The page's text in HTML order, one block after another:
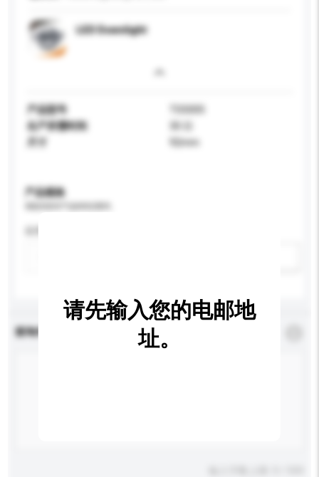
LED Downlight
产品型号
TS5005
生产所需时间
30 日
92mm
产品规格
查询内容
请先输入您的电邮地
址。